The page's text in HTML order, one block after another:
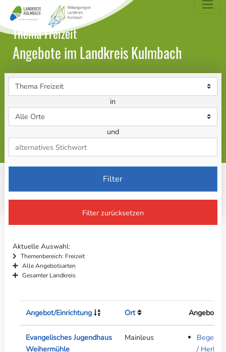
Landkreis Kulmbach
Thema Freizeit
Angebote im Landkreis Kulmbach
Themenbereich
in
Ort
und
Stichwort
Filter
Filter zurücksetzen
Aktuelle Auswahl
Themenbereich: Freizeit
Alle Angebotsarten
Gesamter Landkreis
Angebot/Einrichtung Ort
Evangelisches Jugendhaus
Weihermühle
Mainleus
/